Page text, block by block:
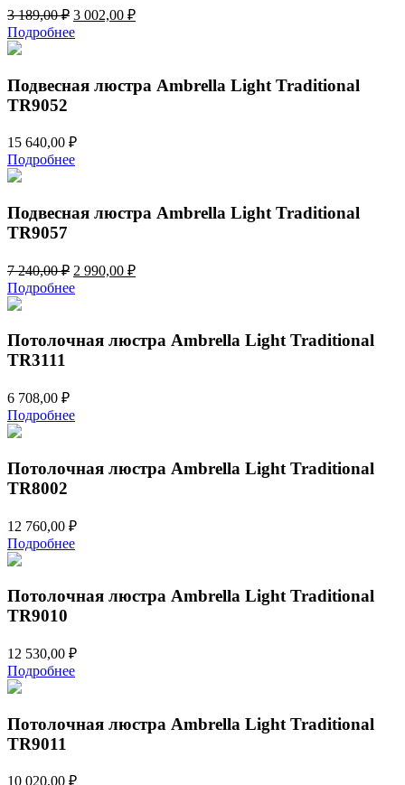
3 189,00₽ Первоначальная
цена
составляла
3 002,00 ₽Текущая
Подробнее
Подвесная люстра Ambrella Light Traditional
TR9052
15 640,00 ₽
Подробнее
Подвесная люстра Ambrella Light Traditional
TR9057
7 240,00₽ Первоначальная
цена
составляла
240,00 ₽.
2 990,00 ₽Текущая
Подробнее
Потолочная люстра Ambrella Light Traditional
TR3111
6 708,00 ₽
Подробнее
Потолочная люстра Ambrella Light Traditional
TR8002
12 760,00 ₽
Подробнее
Потолочная люстра Ambrella Light Traditional
TR9010
12 530,00 ₽
Подробнее
Потолочная люстра Ambrella Light Traditional
TR9011
10 020,00 ₽